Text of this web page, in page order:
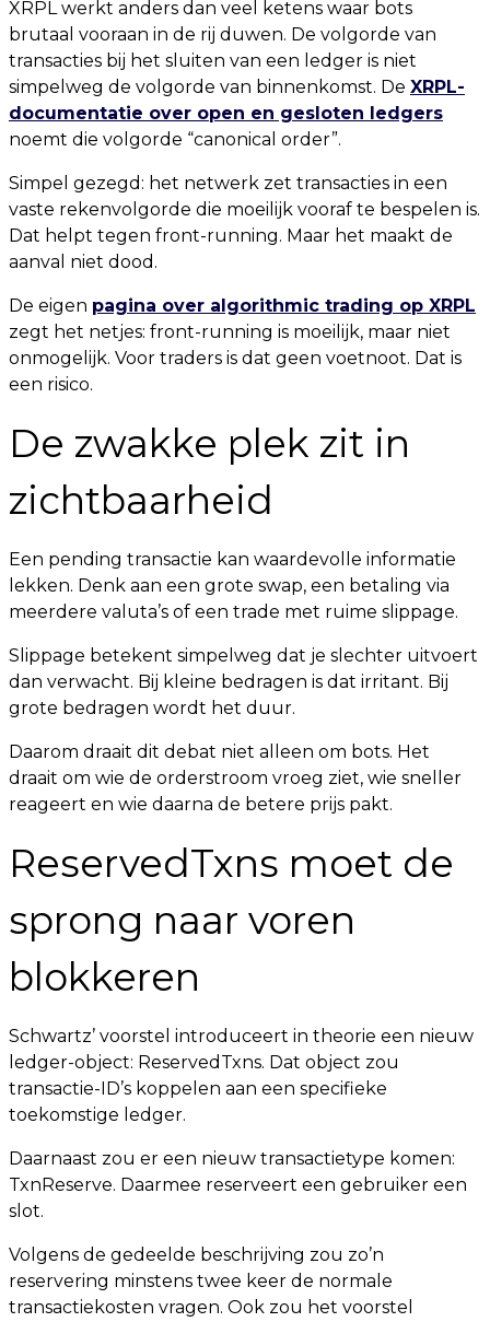
XRPL werkt anders dan veel ketens waar bots
brutaal vooraan in de rij duwen. De volgorde van
transacties bij het sluiten van een ledger is niet
simpelweg de volgorde van binnenkomst. De XRPL-
documentatie over open en gesloten ledgers
noemt die volgorde “canonical order”.
Simpel gezegd: het netwerk zet transacties in een
vaste rekenvolgorde die moeilijk vooraf te bespelen is.
Dat helpt tegen front-running. Maar het maakt de
aanval niet dood.
De eigen pagina over algorithmic trading op XRPL
zegt het netjes: front-running is moeilijk, maar niet
onmogelijk. Voor traders is dat geen voetnoot. Dat is
een risico.
De zwakke plek zit in
zichtbaarheid
Een pending transactie kan waardevolle informatie
lekken. Denk aan een grote swap, een betaling via
meerdere valuta’s of een trade met ruime slippage.
Slippage betekent simpelweg dat je slechter uitvoert
dan verwacht. Bij kleine bedragen is dat irritant. Bij
grote bedragen wordt het duur.
Daarom draait dit debat niet alleen om bots. Het
draait om wie de orderstroom vroeg ziet, wie sneller
reageert en wie daarna de betere prijs pakt.
ReservedTxns moet de
sprong naar voren
blokkeren
Schwartz’ voorstel introduceert in theorie een nieuw
ledger-object: ReservedTxns. Dat object zou
transactie-ID’s koppelen aan een specifieke
toekomstige ledger.
Daarnaast zou er een nieuw transactietype komen:
TxnReserve. Daarmee reserveert een gebruiker een
slot.
Volgens de gedeelde beschrijving zou zo’n
reservering minstens twee keer de normale
transactiekosten vragen. Ook zou het voorstel